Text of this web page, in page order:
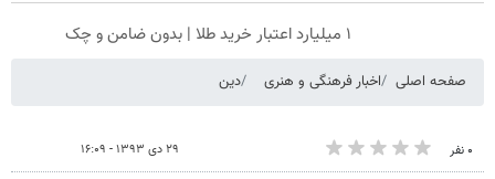
۱ میلیارد اعتبار خرید طلا | بدون ضامن و چک
صفحه اصلی اخبار فرهنگی و هنری دین
۰ نفر ۲۹ دی ۱۳۹۳ - ۱۶:۰۹